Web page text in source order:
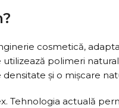
cosmetică,
polimeri
și o mișcare
actuală